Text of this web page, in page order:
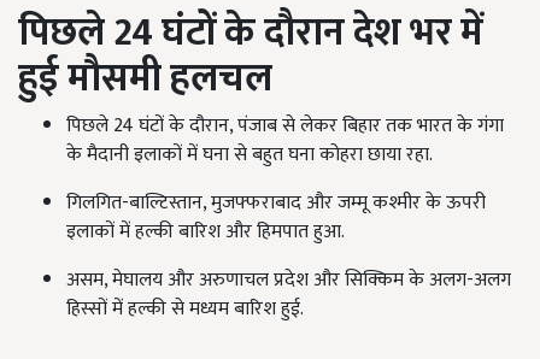
पिछले 24 घंटों के दौरान देश भर में
हुई मौसमी हलचल
पिछले 24 घंटों के दौरान, पंजाब से लेकर बिहार तक भारत के गंगा
के मैदानी इलाकों में घना से बहुत घना कोहरा छाया रहा.
गिलगित-बाल्टिस्तान, मुजफ्फराबाद और जम्मू कश्मीर के ऊपरी
इलाकों में हल्की बारिश और हिमपात हुआ.
असम, मेघालय और अरुणाचल प्रदेश और सिक्किम के अलग-अलग
हिस्सों में हल्की से मध्यम बारिश हुई.